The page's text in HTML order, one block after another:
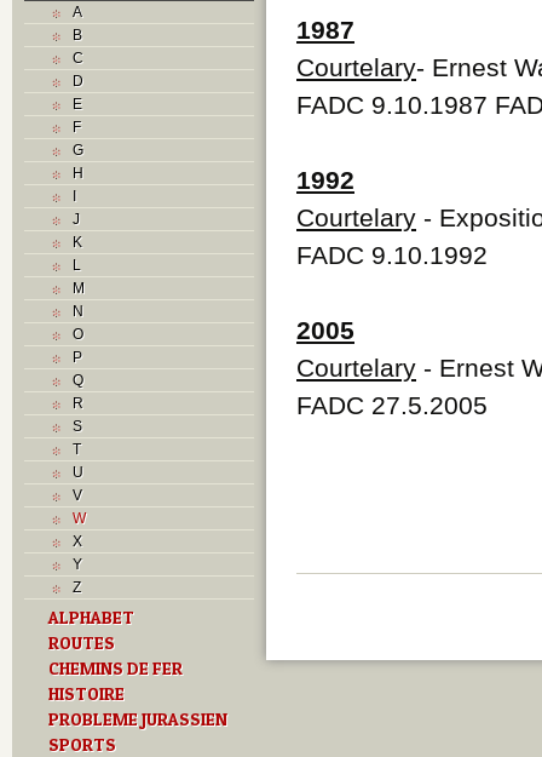
A
B
C
D
E
F
G
H
I
J
K
L
M
N
O
P
Q
R
S
T
U
V
W
X
Y
Z
ALPHABET
ROUTES
CHEMINS DE FER
HISTOIRE
PROBLEME JURASSIEN
SPORTS
1987
Courtelary- Ernest
FADC 9.10.1987
1992
Courtelary -
FADC 9.10.1992
2005
Courtelary - Ernest
FADC 27.5.2005